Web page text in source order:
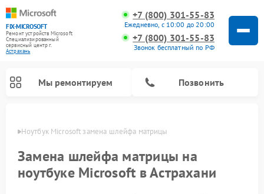
FIX-MICROSOFT
Ремонт устройств Microsoft
Специализированный
cервисный центр г.
Астрахань
+7 (800) 301-55-83
Ежедневно, с 10:00 до 20:00
+7 (800) 301-55-83
Звонок бесплатный по РФ
Мы ремонтируем Позвонить
Ноутбук Microsoft замена шлейфа матрицы
Замена шлейфа матрицы на
ноутбуке Microsoft в Астрахани